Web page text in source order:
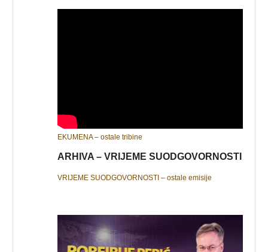
EKUMENA – ostale tribine
ARHIVA – VRIJEME SUODGOVORNOSTI
VRIJEME SUODGOVORNOSTI – ostale emisije